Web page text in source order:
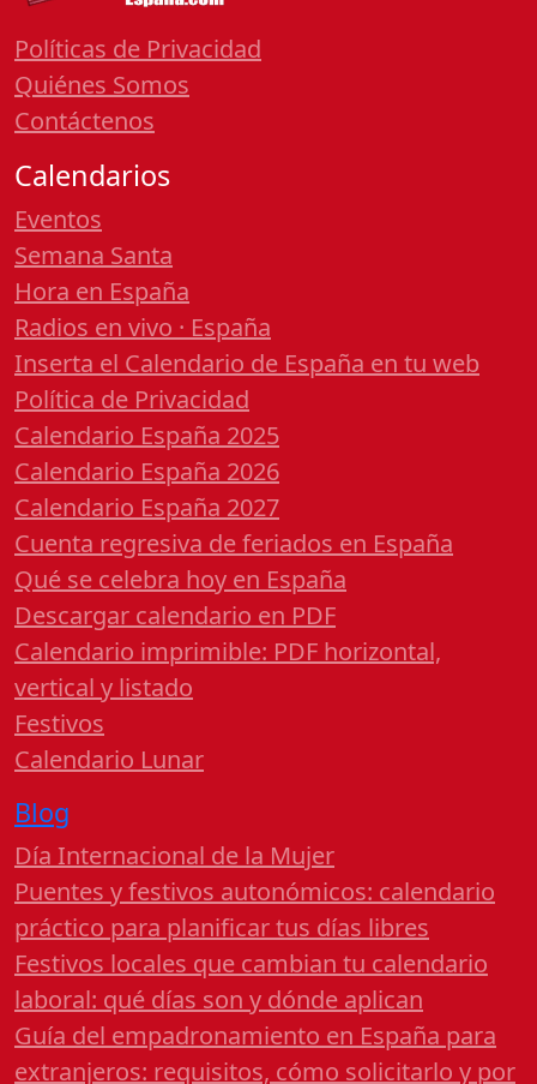
Políticas de Privacidad
Quiénes Somos
Contáctenos
Calendarios
Eventos
Semana Santa
Hora en España
Radios en vivo · España
Inserta el Calendario de España en tu web
Política de Privacidad
Calendario España 2025
Calendario España 2026
Calendario España 2027
Cuenta regresiva de feriados en España
Qué se celebra hoy en España
Descargar calendario en PDF
Calendario imprimible: PDF horizontal,
vertical y listado
Festivos
Calendario Lunar
Blog
Día Internacional de la Mujer
Puentes y festivos autonómicos: calendario
práctico para planificar tus días libres
Festivos locales que cambian tu calendario
laboral: qué días son y dónde aplican
Guía del empadronamiento en España para
extranjeros: requisitos, cómo solicitarlo y por